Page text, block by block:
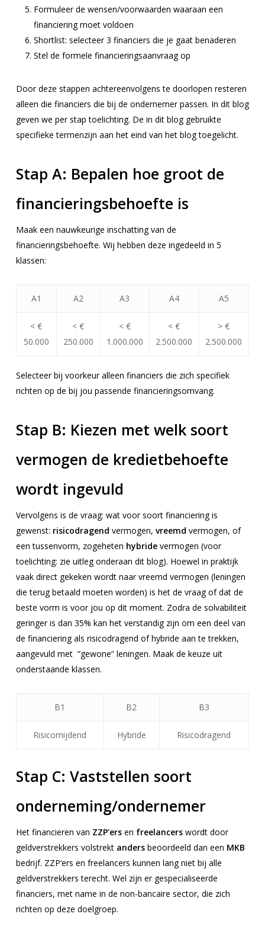
Formuleer de wensen/voorwaarden waaraan een
financiering moet voldoen
Shortlist: selecteer 3 financiers die je gaat benaderen
Stel de formele financieringsaanvraag op
Door deze stappen achtereenvolgens te doorlopen resteren
alleen die financiers die bij de ondernemer passen. In dit blog
geven we per stap toelichting. De in dit blog gebruikte
specifieke termenzijn aan het eind van het blog toegelicht.
Stap A: Bepalen hoe groot de
financieringsbehoefte is
Maak een nauwkeurige inschatting van de
financieringsbehoefte. Wij hebben deze ingedeeld in 5
klassen:
A1 A2 A3 A4 A5
< €
50.000
< €
250.000
<€
1.000.000
< €
2.500.000
> €
2.500.000
Selecteer bij voorkeur alleen financiers die zich specifiek
richten op de bij jou passende financieringsomvang.
Stap B: Kiezen met welk soort
vermogen de kredietbehoefte
wordt ingevuld
Vervolgens is de vraag: wat voor soort financiering is
gewenst: risicodragend vermogen, vreemd vermogen, of
een tussenvorm, zogeheten hybridevermogen (voor
toelichting: zie uitleg onderaan dit blog). Hoewel in praktijk
vaak direct gekeken wordt naar vreemd vermogen (leningen
die terug betaald moeten worden) is het de vraag of dat de
beste vorm is voor jou op dit moment. Zodra de solvabiliteit
geringer is dan 35% kan het verstandig zijn om een deel van
de financiering als risicodragend of hybride aan te trekken,
aangevuld met “gewone” leningen. Maak de keuze uit
onderstaande klassen.
B1 B2 B3
Risicomijdend Hybride Risicodragend
Stap C: Vaststellen soort
onderneming/ondernemer
Het financieren van ZZP’ersen freelancerswordt door
geldverstrekkers volstrekt andersbeoordeeld dan een MKB
bedrijf. ZZP‘ers en freelancers kunnen lang niet bij alle
geldverstrekkers terecht. Wel zijn er gespecialiseerde
financiers, met name in de non-bancaire sector, die zich
richten op deze doelgroep.